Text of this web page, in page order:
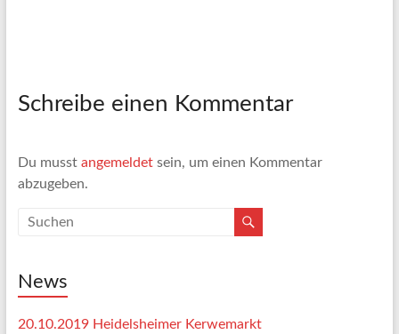
Schreibe einen Kommentar
Du musst angemeldetsein, um einen Kommentar
abzugeben.
News
20.10.2019 Heidelsheimer Kerwemarkt